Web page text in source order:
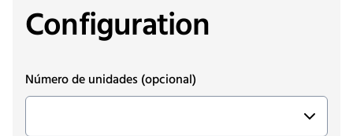
Configuration
Número de unidades(opcional)